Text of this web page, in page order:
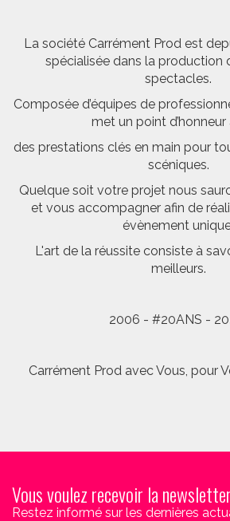
La société Carrément Prod est
spécialisée dans la production
spectacles.
Composée d’équipes de
met un point d’honneur
des prestations clés en main pour
scéniques.
Quelque soit votre projet nous
et vous accompagner afin de
évènement
L'art de la réussite consiste à
meilleurs.
2006 - #20ANS -
Carrément Prod avec Vous, pour
Vous voulez recevoir la
Restez informé sur les dernières